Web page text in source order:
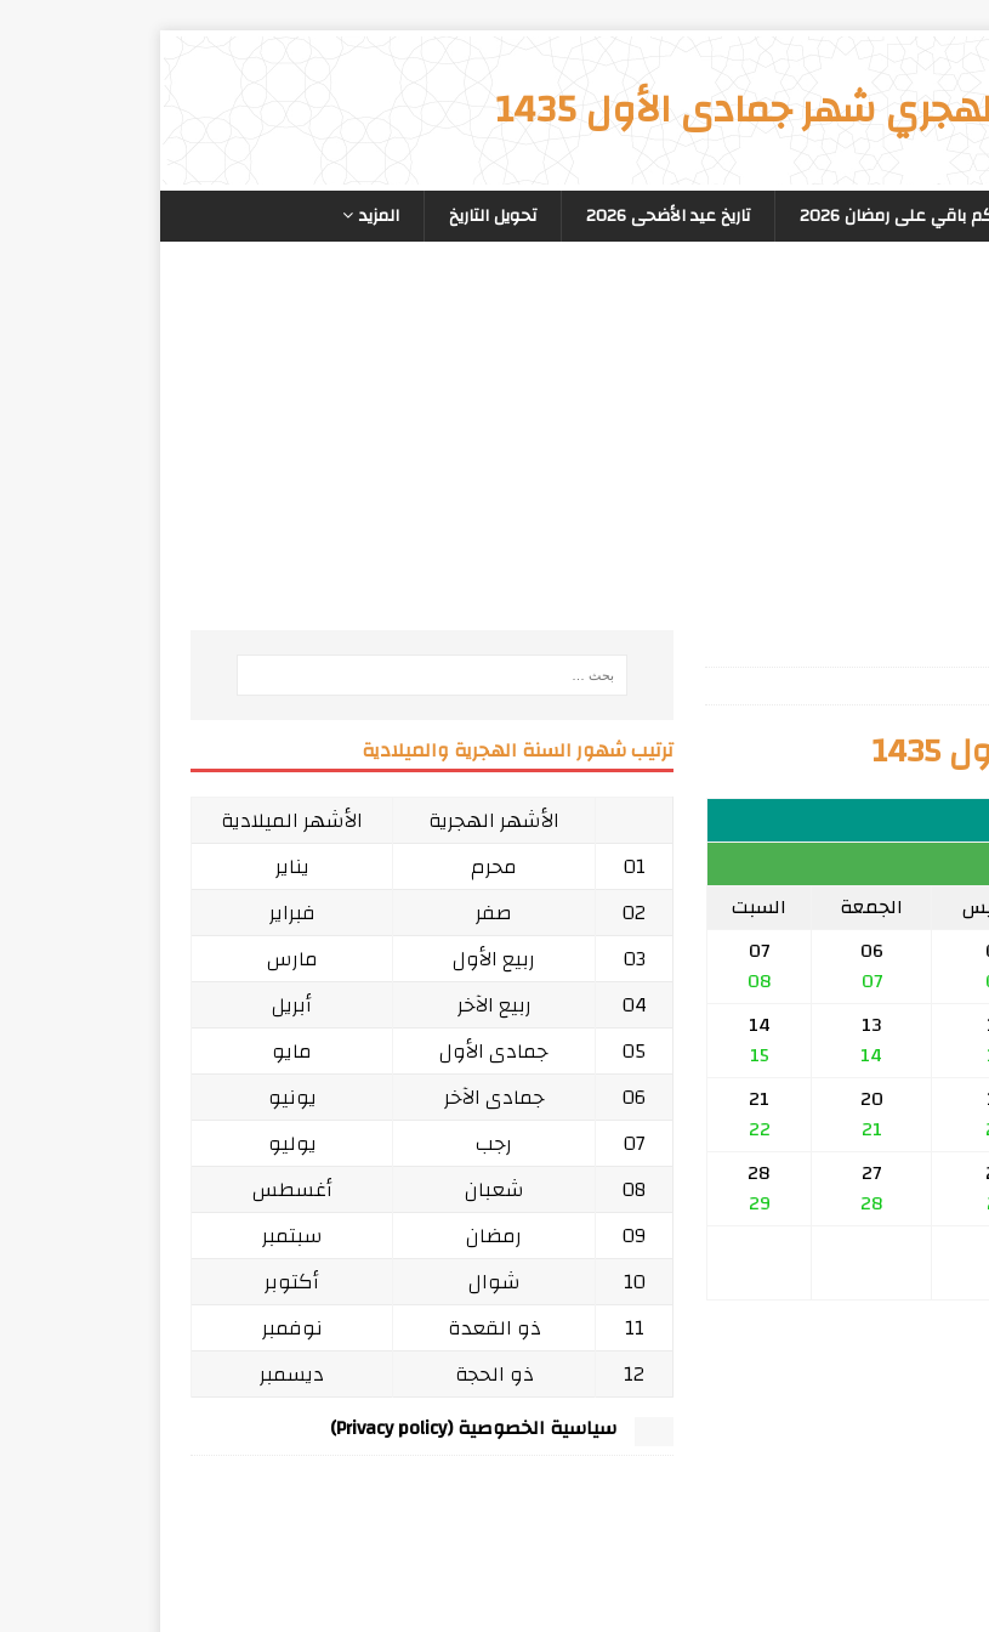
شهر جمادى الأول 1435
باقي على رمضان 2026 تاريخ عيد الأضحى 2026 تحويل التاريخ المزيد
الجمعة
السبت
06
07
07
08
13
14
14
15
20
21
21
22
27
28
28
29
ترتيب شهور السنة الهجرية والميلادية
الأشهر الهجرية
الأشهر الميلادية
01
محرم
يناير
02
صفر
فبراير
03
ربيع الأول
مارس
04
ربيع الآخر
أبريل
05
جمادى الأول
مايو
06
جمادى الآخر
يونيو
07
رجب
يوليو
08
شعبان
أغسطس
09
رمضان
سبتمبر
10
شوال
أكتوبر
11
ذو القعدة
نوفمبر
12
ذو الحجة ديسمبر
سياسية الخصوصية (Privacy policy)